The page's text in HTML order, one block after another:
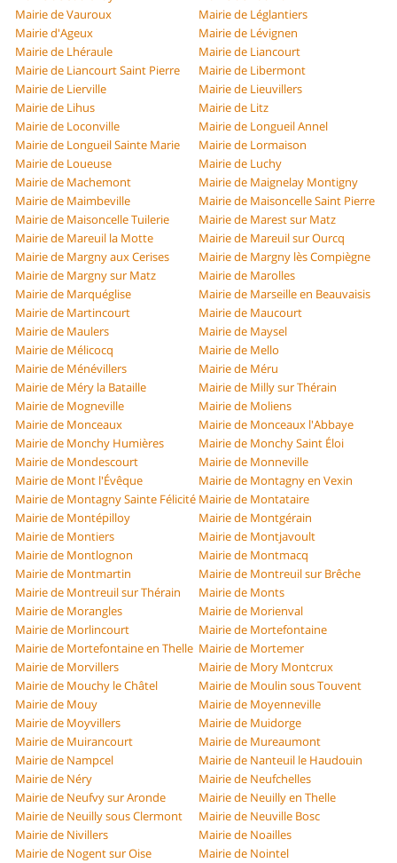
Mairie de Vauroux
Mairie de Léglantiers
Mairie d'Ageux
Mairie de Lévignen
Mairie de Lhéraule
Mairie de Liancourt
Mairie de Liancourt Saint Pierre
Mairie de Libermont
Mairie de Lierville
Mairie de Lieuvillers
Mairie de Lihus
Mairie de Litz
Mairie de Loconville
Mairie de Longueil Annel
Mairie de Longueil Sainte Marie
Mairie de Lormaison
Mairie de Loueuse
Mairie de Luchy
Mairie de Machemont
Mairie de Maignelay Montigny
Mairie de Maimbeville
Mairie de Maisoncelle Saint Pierre
Mairie de Maisoncelle Tuilerie
Mairie de Marest sur Matz
Mairie de Mareuil la Motte
Mairie de Mareuil sur Ourcq
Mairie de Margny aux Cerises
Mairie de Margny lès Compiègne
Mairie de Margny sur Matz
Mairie de Marolles
Mairie de Marquéglise
Mairie de Marseille en Beauvaisis
Mairie de Martincourt
Mairie de Maucourt
Mairie de Maulers
Mairie de Maysel
Mairie de Mélicocq
Mairie de Mello
Mairie de Ménévillers
Mairie de Méru
Mairie de Méry la Bataille
Mairie de Milly sur Thérain
Mairie de Mogneville
Mairie de Moliens
Mairie de Monceaux
Mairie de Monceaux l'Abbaye
Mairie de Monchy Humières
Mairie de Monchy Saint Éloi
Mairie de Mondescourt
Mairie de Monneville
Mairie de Mont l'Évêque
Mairie de Montagny en Vexin
Mairie de Montagny Sainte Félicité Mairie de Montataire
Mairie de Montépilloy
Mairie de Montgérain
Mairie de Montiers
Mairie de Montjavoult
Mairie de Montlognon
Mairie de Montmacq
Mairie de Montmartin
Mairie de Montreuil sur Brêche
Mairie de Montreuil sur Thérain
Mairie de Monts
Mairie de Morangles
Mairie de Morienval
Mairie de Morlincourt
Mairie de Mortefontaine
Mairie de Mortefontaine en Thelle Mairie de Mortemer
Mairie de Morvillers
Mairie de Mory Montcrux
Mairie de Mouchy le Châtel
Mairie de Moulin sous Touvent
Mairie de Mouy
Mairie de Moyenneville
Mairie de Moyvillers
Mairie de Muidorge
Mairie de Muirancourt
Mairie de Mureaumont
Mairie de Nampcel
Mairie de Nanteuil le Haudouin
Mairie de Néry
Mairie de Neufchelles
Mairie de Neufvy sur Aronde
Mairie de Neuilly en Thelle
Mairie de Neuilly sous Clermont
Mairie de Neuville Bosc
Mairie de Nivillers
Mairie de Noailles
Mairie de Nogent sur Oise
Mairie de Nointel